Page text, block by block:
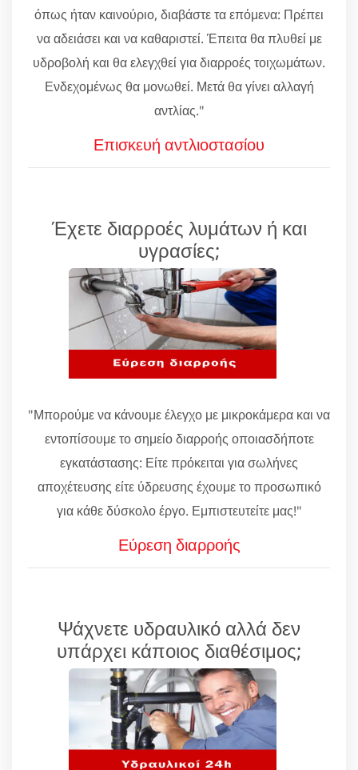
όπως ήταν καινούριο, διαβάστε τα επόμενα: Πρέπει
να αδειάσει και να καθαριστεί. Έπειτα θα πλυθεί με
υδροβολή και θα ελεγχθεί για διαρροές τοιχωμάτων.
Ενδεχομένως θα μονωθεί. Μετά θα γίνει αλλαγή
αντλίας."
Επισκευή αντλιοστασίου
Έχετε διαρροές λυμάτων ή και
υγρασίες;
"Μπορούμε να κάνουμε έλεγχο με μικροκάμερα και να
εντοπίσουμε το σημείο διαρροής οποιασδήποτε
εγκατάστασης: Είτε πρόκειται για σωλήνες
αποχέτευσης είτε ύδρευσης έχουμε το προσωπικό
για κάθε δύσκολο έργο. Εμπιστευτείτε μας!"
Εύρεση διαρροής
Ψάχνετε υδραυλικό αλλά δεν
υπάρχει κάποιος διαθέσιμος;